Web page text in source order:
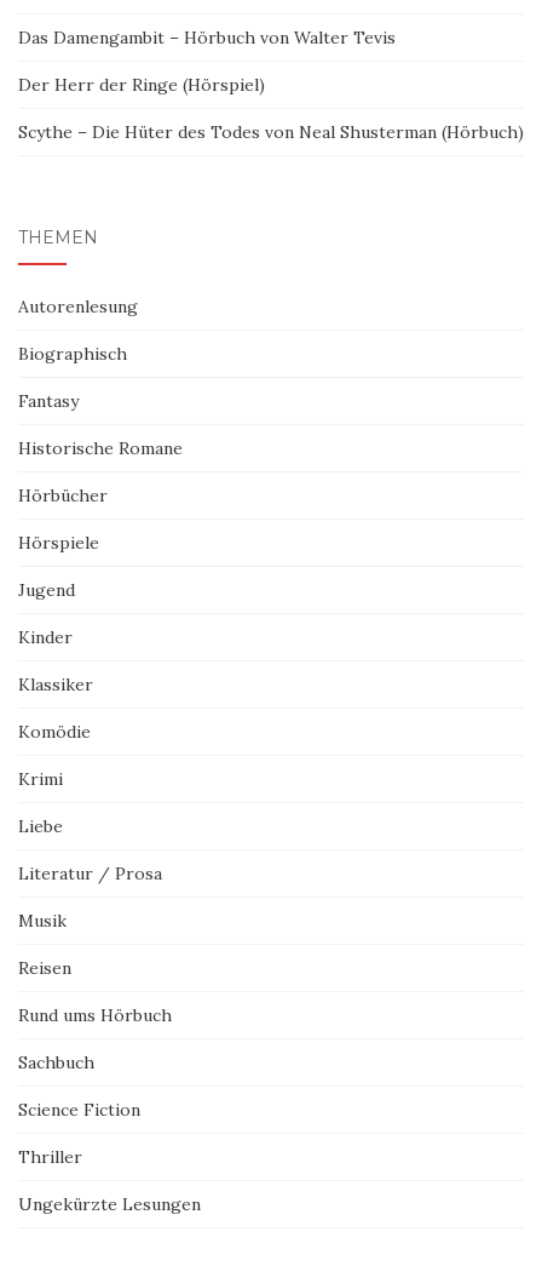
Das Damengambit – Hörbuch von Walter Tevis
Der Herr der Ringe (Hörspiel)
Scythe – Die Hüter des Todes von Neal Shusterman (Hörbuch)
THEMEN
Autorenlesung
Biographisch
Fantasy
Historische Romane
Hörbücher
Hörspiele
Jugend
Kinder
Klassiker
Komödie
Krimi
Liebe
Literatur / Prosa
Musik
Reisen
Rund ums Hörbuch
Sachbuch
Science Fiction
Thriller
Ungekürzte Lesungen